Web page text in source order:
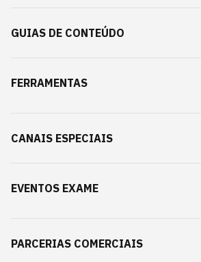
GUIAS DE CONTEÚDO
FERRAMENTAS
CANAIS ESPECIAIS
EVENTOS EXAME
PARCERIAS COMERCIAIS